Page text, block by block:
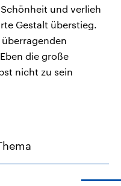
und verlieh
Gestalt überstieg.
überragenden
die große
nicht zu sein